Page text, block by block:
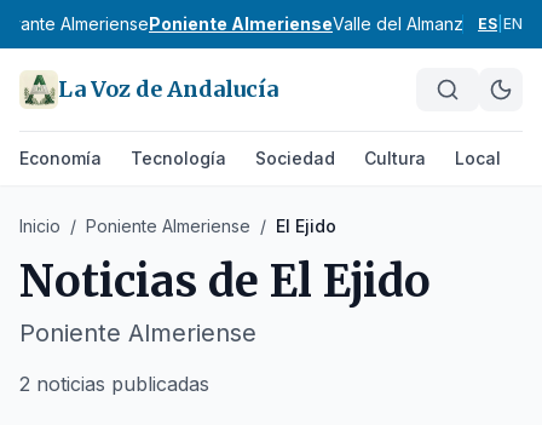
AlmeriensePoniente AlmerienseValle del AlmanzoraBahía
ES EN
La Voz de Andalucía
Economía Tecnología Sociedad Cultura Local
Inicio / Poniente Almeriense / El Ejido
Noticias de El Ejido
Poniente Almeriense
2 noticias publicadas